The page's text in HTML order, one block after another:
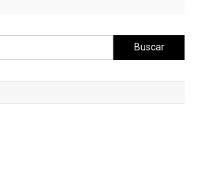
Buscar: